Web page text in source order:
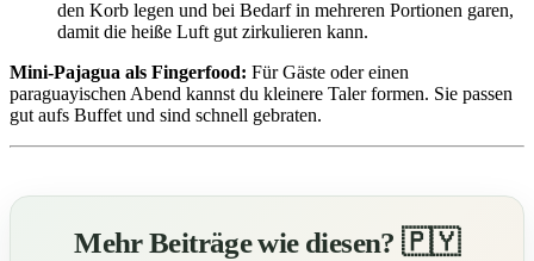
den Korb legen und bei Bedarf in mehreren Portionen garen,
damit die heiße Luft gut zirkulieren kann.
Mini-Pajagua als Fingerfood: Für Gäste oder einen
paraguayischen Abend kannst du kleinere Taler formen. Sie passen
gut aufs Buffet und sind schnell gebraten.
Mehr Beiträge wie diesen? 🇵🇾